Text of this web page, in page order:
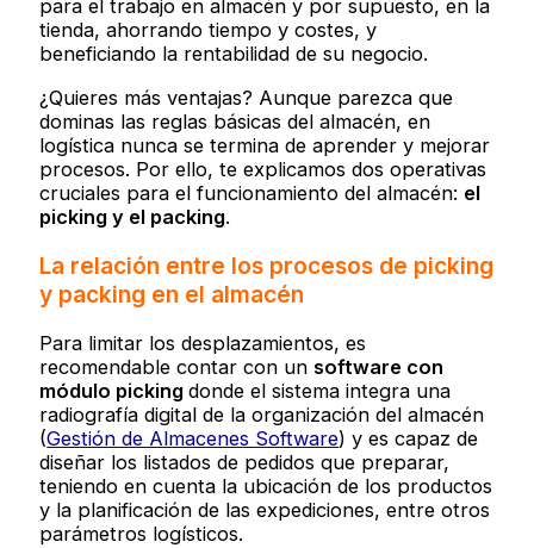
para el trabajo en almacén y por supuesto, en la
tienda, ahorrando tiempo y costes, y
beneficiando la rentabilidad de su negocio.
¿Quieres más ventajas? Aunque parezca que
dominas las reglas básicas del almacén, en
logística nunca se termina de aprender y mejorar
procesos. Por ello, te explicamos dos operativas
cruciales para el funcionamiento del almacén: el
picking y el packing.
La relación entre los procesos de picking
y packing en el almacén
Para limitar los desplazamientos, es
recomendable contar con unsoftware con
módulo pickingdonde el sistema integra una
radiografía digital de la organización del almacén
(Gestión de Almacenes Software) y es capaz de
diseñar los listados de pedidos que preparar,
teniendo en cuenta la ubicación de los productos
y la planificación de las expediciones, entre otros
parámetros logísticos.